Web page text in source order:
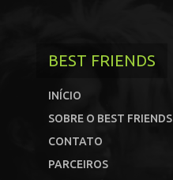
BEST FRIENDS
INÍCIO
SOBRE O BEST FRIENDS
CONTATO
PARCEIROS